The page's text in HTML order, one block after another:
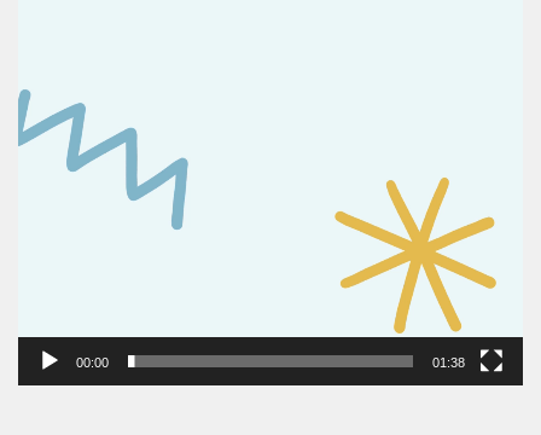
00:00 01:38